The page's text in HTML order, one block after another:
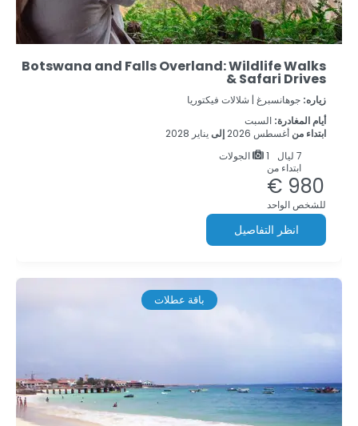
Botswana and Falls Overland: Wildlife Walks
& Safari Drives
زياره: جوهانسبرغ | شلالات فيكتوريا
أيام المغادرة: السبت
ابتداء من أغسطس 2026 إلىيناير 2028
ليال
1 الجولات
ابتداء من
980 €
للشخص الواحد
انظر التفاصيل
باقة عطلات